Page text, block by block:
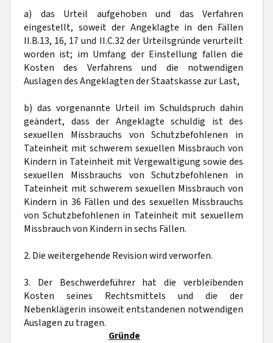
a) das Urteil aufgehoben und das Verfahren
eingestellt, soweit der Angeklagte in den Fällen
II.B.13, 16, 17 und II.C.32 der Urteilsgründe verurteilt
worden ist; im Umfang der Einstellung fallen die
Kosten des Verfahrens und die notwendigen
Auslagen des Angeklagten der Staatskasse zur Last,
b) das vorgenannte Urteil im Schuldspruch dahin
geändert, dass der Angeklagte schuldig ist des
sexuellen Missbrauchs von Schutzbefohlenen in
Tateinheit mit schwerem sexuellen Missbrauch von
Kindern in Tateinheit mit Vergewaltigung sowie des
sexuellen Missbrauchs von Schutzbefohlenen in
Tateinheit mit schwerem sexuellen Missbrauch von
Kindern in 36 Fällen und des sexuellen Missbrauchs
von Schutzbefohlenen in Tateinheit mit sexuellem
Missbrauch von Kindern in sechs Fällen.
2. Die weitergehende Revision wird verworfen.
3. Der Beschwerdeführer hat die verbleibenden
Kosten seines Rechtsmittels und die der
Nebenklägerin insoweit entstandenen notwendigen
Auslagen zu tragen.
Gründe